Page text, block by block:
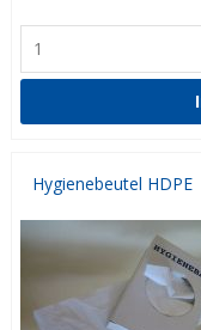
Hygienebeutel HDPE